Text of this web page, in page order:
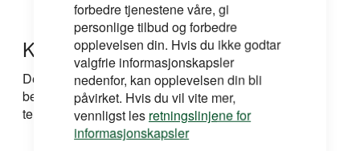
forbedre tjenestene våre, gi
personlige tilbud og forbedre
opplevelsen din. Hvis du ikke godtar
valgfrie informasjonskapsler
nedenfor, kan opplevelsen din bli
påvirket. Hvis du vil vite mer,
vennligst les retningslinjene for
informasjonskapsler
Kontakt oss
Dersom du har spørsmål om produkt, løsning eller
bestilling kan du ta kontakt med oss på e-post eller
telefon: